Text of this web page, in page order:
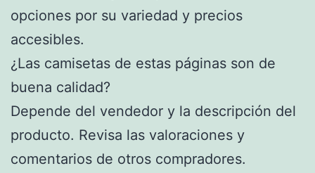
opciones por su variedad y precios
accesibles.
¿Las camisetas de estas páginas son de
buena calidad?
Depende del vendedor y la descripción del
producto. Revisa las valoraciones y
comentarios de otros compradores.